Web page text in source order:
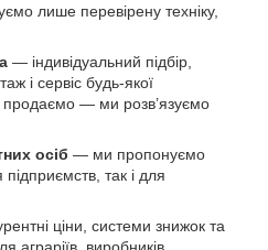
лише перевірену техніку,
— індивідуальний підбір,
і сервіс будь-якої
продаємо — ми розв’язуємо
осіб — ми пропонуємо
так і для
ціни, системи знижок та
аграріїв, виробників,